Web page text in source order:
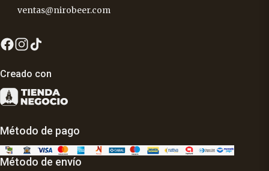
ventas@nirobeer.com
Creado con
Método de pago
Método de envío